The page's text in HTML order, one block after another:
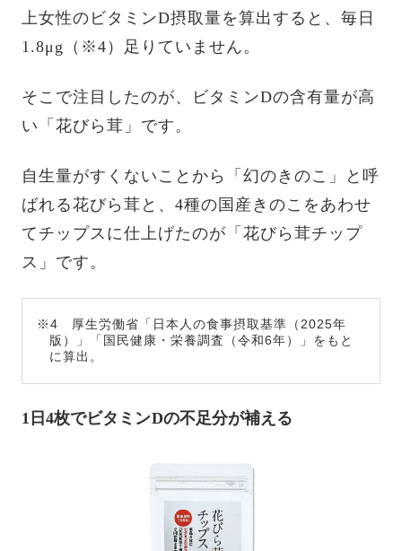
上女性のビタミンD摂取量を算出すると、毎日
1.8μg（※4）足りていません。
そこで注目したのが、ビタミンDの含有量が高
い「花びら茸」です。
自生量がすくないことから「幻のきのこ」と呼
ばれる花びら茸と、4種の国産きのこをあわせ
てチップスに仕上げたのが「花びら茸チップ
ス」です。
※4 厚生労働省「日本人の食事摂取基準（2025年
版）」「国民健康・栄養調査（令和6年）」をもと
に算出。
1日4枚でビタミンDの不足分が補える